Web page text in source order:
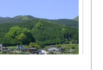
刈り、肥料の散布。
30 棚田オーナー草引
ンド５組＋坂庭省